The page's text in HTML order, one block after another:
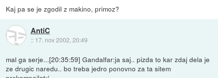
Kaj pa se je zgodil z makino, primoz?
AntiC
:: 17. nov 2002, 20:49
mal ga serje...[20:35:59]Gandalfar:ja saj.. pizda to kar zdaj dela je
ze drugic naredu.. bo treba jedro ponovno za ta sitem